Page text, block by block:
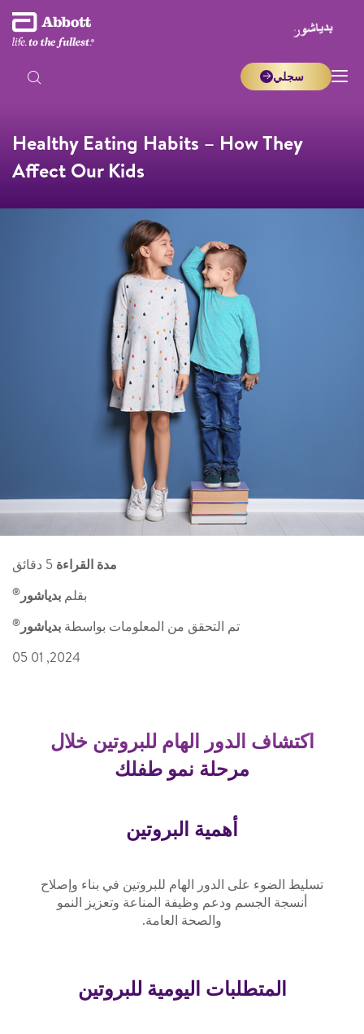
سجلي
Healthy Eating Habits – How They
Affect Our Kids
مدة القراءة
بقلم بدياشور ®
تم التحقق من المعلومات بواسطة بدياشور ®
2024, 01 05
اكتشاف الدور الهام للبروتين خلال
مرحلة نمو طفلك
أهمية البروتين
تسليط الضوء على الدور الهام للبروتين في بناء وإصلاح
أنسجة الجسم ودعم وظيفة المناعة وتعزيز النمو
والصحة العامة.
المتطلبات اليومية للبروتين